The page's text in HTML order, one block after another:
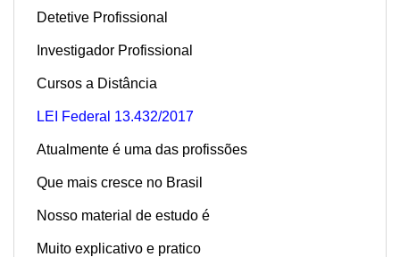
Detetive Profissional
Investigador Profissional
Cursos a Distância
LEI Federal 13.432/2017
Atualmente é uma das profissões
Que mais cresce no Brasil
Nosso material de estudo é
Muito explicativo e pratico